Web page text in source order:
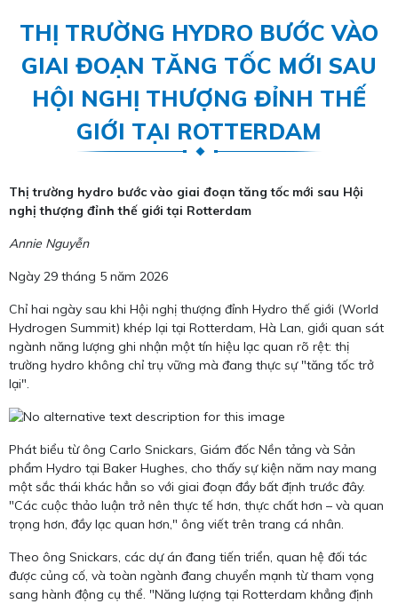
THỊ TRƯỜNG HYDRO BƯỚC VÀO
GIAI ĐOẠN TĂNG TỐC MỚI SAU
HỘI NGHỊ THƯỢNG ĐỈNH THẾ
GIỚI TẠI ROTTERDAM
Thị trường hydro bước vào giai đoạn tăng tốc mới sau Hội
nghị thượng đỉnh thế giới tại Rotterdam
Annie Nguyễn
Ngày 29 tháng 5 năm 2026
Chỉ hai ngày sau khi Hội nghị thượng đỉnh Hydro thế giới (World
Hydrogen Summit) khép lại tại Rotterdam, Hà Lan, giới quan sát
ngành năng lượng ghi nhận một tín hiệu lạc quan rõ rệt: thị
trường hydro không chỉ trụ vững mà đang thực sự "tăng tốc trở
lại".
Phát biểu từ ông Carlo Snickars, Giám đốc Nền tảng và Sản
phẩm Hydro tại Baker Hughes, cho thấy sự kiện năm nay mang
một sắc thái khác hẳn so với giai đoạn đầy bất định trước đây.
"Các cuộc thảo luận trở nên thực tế hơn, thực chất hơn – và quan
trọng hơn, đầy lạc quan hơn," ông viết trên trang cá nhân.
Theo ông Snickars, các dự án đang tiến triển, quan hệ đối tác
được củng cố, và toàn ngành đang chuyển mạnh từ tham vọng
sang hành động cụ thể. "Năng lượng tại Rotterdam khẳng định